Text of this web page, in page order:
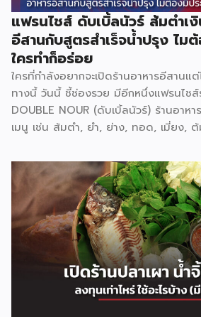
แฟรนไชส์ ดับเบิ้ลนัวร์ ส้มตำเ
อีสานกับสูตรสำเร็จน้ำปรุง ไม
ใครทำก็อร่อย
ใครที่กำลังอยากจะเปิดร้านอาหารอีสานแ
ทางนี้ วันนี้ ชี้ช่องรวย มีอีกหนึ่งแฟรนไช
DOUBLE NOUR (ดับเบิ้ลนัวร์) ร้านอาห
เมนู เช่น ส้มตำ, ยำ, ย่าง, ทอด, เมี่ยง,
ลูกค้าได้อย่างครอบคลุม ที่ปัจจุบันขยายส
สาขา แฟรนไชส์ ดับเบิ้ลนัวร์ ยึดมั่นในคอน
อร่อย ด้วยน้ำปรุงสำเร็จ สูตรเฉพาะกว่า
น้ำยำ น้ำต้ม น้ำจิ้มต่างๆ ช่วยให้สามารถป
ตอนการทำ รสชาติเป็นมาตรฐานเดียวกัน
เชฟมืออาชีพก็สามารถทำได้ ตอบโจทย์ไ
เปิดร้านอาหารหมดกังวลเรื่องขาดพ่อค
การลงทุนแฟรนไชส์ ดับเบิ้ลนัวร์ มีให้เลือ
ไชส์ Size S ราคา 149,000 บาท รูปแบ